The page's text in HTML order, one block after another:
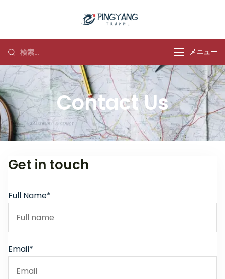
メニュー
Contact Us
Get in touch
Full Name*
Email*